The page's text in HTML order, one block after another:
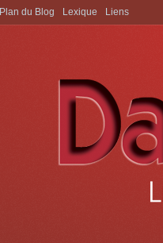
Plan du Blog Lexique Liens